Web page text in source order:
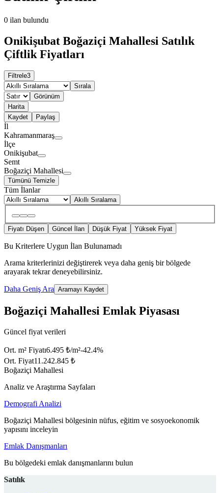
0 ilan bulundu
Onikişubat Boğaziçi Mahallesi Satılık
Çiftlik Fiyatları
Filtrele3
Sırala
Görünüm
Harita
Kaydet
Paylaş
İl
Kahramanmaraş
İlçe
Onikişubat
Semt
Boğaziçi Mahallesi
Tümünü Temizle
Tüm İlanlar
Akıllı Sıralama
Fiyatı Düşen Güncel İlan Düşük Fiyat Yüksek Fiyat
Bu Kriterlere Uygun İlan Bulunamadı
Arama kriterlerinizi değiştirerek veya daha geniş bir bölgede
arayarak tekrar deneyebilirsiniz.
Daha Geniş Ara Aramayı Kaydet
Boğaziçi Mahallesi Emlak Piyasası
Güncel fiyat verileri
Ort. m² Fiyatı6.495 ₺/m²-42.4%
Ort. Fiyat11.242.845 ₺
Boğaziçi Mahallesi
Analiz ve Araştırma Sayfaları
Demografi Analizi
Boğaziçi Mahallesi bölgesinin nüfus, eğitim ve sosyoekonomik
yapısını inceleyin
Emlak Danışmanları
Bu bölgedeki emlak danışmanlarını bulun
Satılık